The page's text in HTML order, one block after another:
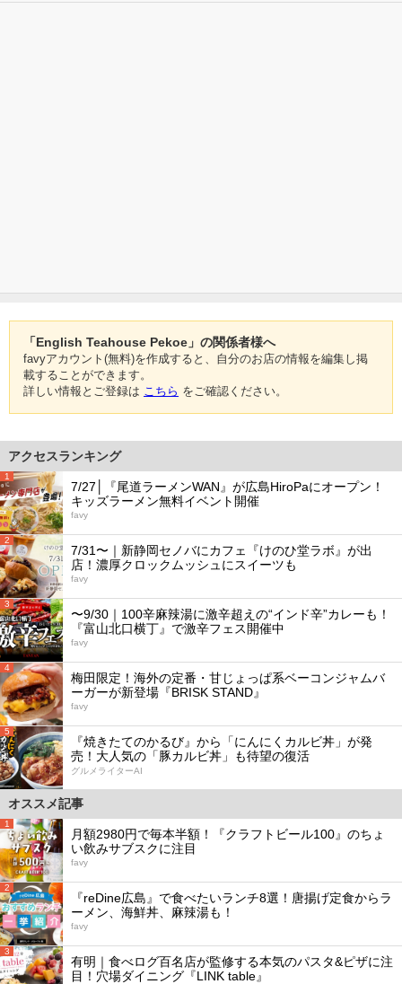
「English Teahouse Pekoe」の関係者様へ
favyアカウント(無料)を作成すると、自分のお店の情報を編集し掲
載することができます。
詳しい情報とご登録は こちら をご確認ください。
アクセスランキング
1
7/27│『尾道ラーメンWAN』が広島HiroPaにオープン！
キッズラーメン無料イベント開催
favy
2
7/31〜｜新静岡セノバにカフェ『けのひ堂ラボ』が出
店！濃厚クロックムッシュにスイーツも
favy
3
〜9/30｜100辛麻辣湯に激辛超えの“インド辛”カレーも！
『富山北口横丁』で激辛フェス開催中
favy
4
梅田限定！海外の定番・甘じょっぱ系ベーコンジャムバ
ーガーが新登場『BRISK STAND』
favy
5
『焼きたてのかるび』から「にんにくカルビ丼」が発
売！大人気の「豚カルビ丼」も待望の復活
グルメライターAI
オススメ記事
1
月額2980円で毎本半額！『クラフトビール100』のちょ
い飲みサブスクに注目
favy
2
『reDine広島』で食べたいランチ8選！唐揚げ定食からラ
ーメン、海鮮丼、麻辣湯も！
favy
3
有明｜食べログ百名店が監修する本気のパスタ&ピザに注
目！穴場ダイニング『LINK table』